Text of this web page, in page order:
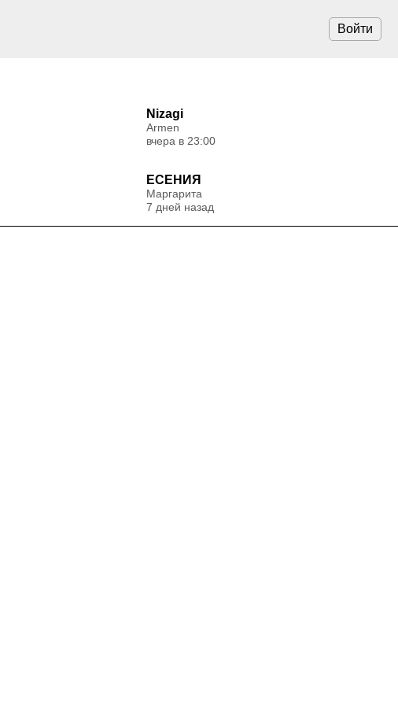
Войти
Nizagi
Armen
вчера в 23:00
ЕСЕНИЯ
Маргарита
7 дней назад